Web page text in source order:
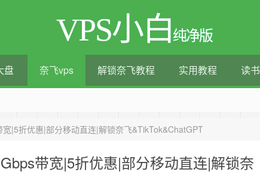
VPS小白纯净版
盘 奈飞vps 解锁奈飞教程 实用教程 读书
|5折优惠|部分移动直连|解锁奈飞&TikTok&ChatGPT
带宽|5折优惠|部分移动直连|解锁奈